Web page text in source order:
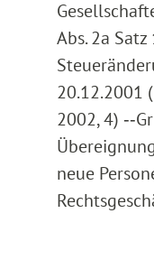
Abs. 2a Satz
20.12.2001
2002, 4)
neue